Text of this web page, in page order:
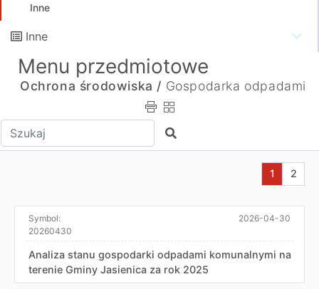
Inne
Inne
Menu przedmiotowe
Ochrona środowiska / Gospodarka odpadami
Wpisz tekst do wyszukania Szukaj
Aktualna
1 2
Symbol:
20260430
2026-04-30
Analiza stanu gospodarki odpadami komunalnymi na
terenie Gminy Jasienica za rok 2025